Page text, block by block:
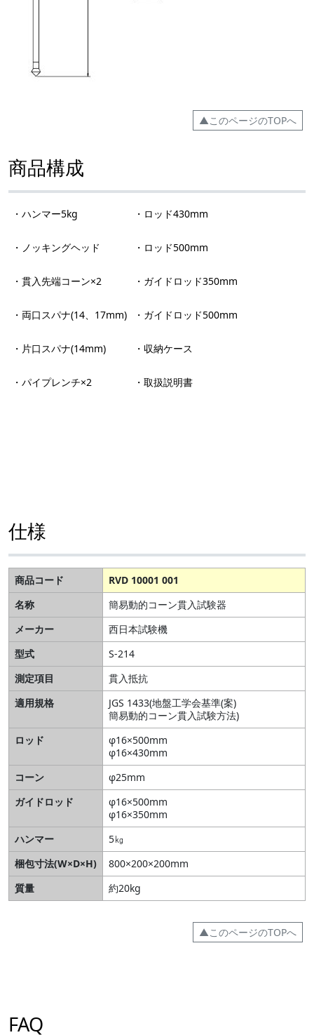
▲このページのTOPへ
商品構成
・ハンマー5kg
・ノッキングヘッド
・貫入先端コーン×2
・両口スパナ(14、17mm)
・片口スパナ(14mm)
・パイプレンチ×2
・ロッド430mm
・ロッド500mm
・ガイドロッド350mm
・ガイドロッド500mm
・収納ケース
・取扱説明書
仕様
商品コード
RVD 10001 001
名称
簡易動的コーン貫入試験器
メーカー
西日本試験機
型式
S-214
測定項目
貫入抵抗
適用規格
JGS 1433(地盤工学会基準(案)
簡易動的コーン貫入試験方法)
ロッド
φ16×500mm
φ16×430mm
コーン
φ25mm
ガイドロッド
φ16×500mm
φ16×350mm
ハンマー
5㎏
梱包寸法(W×D×H)
800×200×200mm
質量
約20kg
▲このページのTOPへ
FAQ